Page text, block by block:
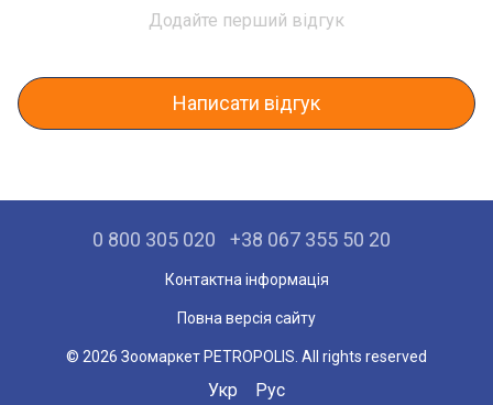
Додайте перший відгук
Написати відгук
0 800 305 020 +38 067 355 50 20
Контактна інформація
Повна версія сайту
© 2026 Зоомаркет PETROPOLIS. All rights reserved
Укр Рус